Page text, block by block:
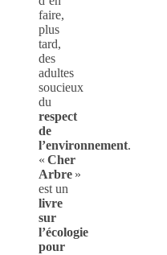
faire,
plus
tard,
des
adultes
soucieux
du
respect
de
l’environnement.
« Cher
Arbre »
est un
livre
sur
l’écologie
pour